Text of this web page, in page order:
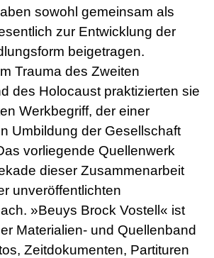
sowohl gemeinsam als
zur Entwicklung der
beigetragen.
Trauma des Zweiten
des Holocaust praktizierten sie
Werkbegriff, der einer
Umbildung der Gesellschaft
vorliegende Quellenwerk
dieser Zusammenarbeit
unveröffentlichten
»Beuys Brock Vostell« ist
Materialien- und Quellenband
Zeitdokumenten, Partituren